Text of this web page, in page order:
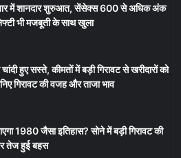
में शानदार शुरुआत, सेंसेक्स 600 से अधिक अंक
भी मजबूती के साथ खुला
हुए सस्ते, कीमतों में बड़ी गिरावट से खरीदारों को
गिरावट की वजह और ताजा भाव
1980 जैसा इतिहास? सोने में बड़ी गिरावट की
तेज हुई बहस